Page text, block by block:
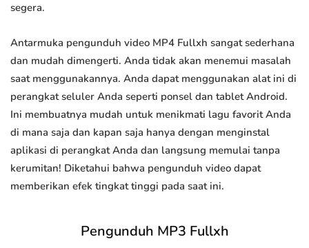
segera.
Antarmuka pengunduh video MP4 Fullxh sangat sederhana
dan mudah dimengerti. Anda tidak akan menemui masalah
saat menggunakannya. Anda dapat menggunakan alat ini di
perangkat seluler Anda seperti ponsel dan tablet Android.
Ini membuatnya mudah untuk menikmati lagu favorit Anda
di mana saja dan kapan saja hanya dengan menginstal
aplikasi di perangkat Anda dan langsung memulai tanpa
kerumitan! Diketahui bahwa pengunduh video dapat
memberikan efek tingkat tinggi pada saat ini.
Pengunduh MP3 Fullxh